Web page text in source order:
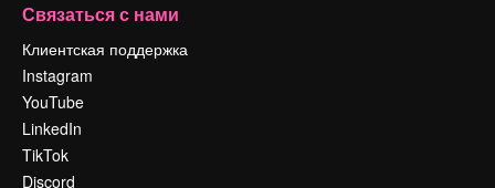
Связаться с нами
Клиентская поддержка
Instagram
YouTube
LinkedIn
TikTok
Discord